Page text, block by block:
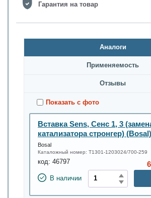
Гарантия на товар
Аналоги
Применяемость
Oтзывы
Показать с фото
Вставка Sens, Сенс 1, 3
катализатора стронгер) (Bosal)
Bosal
Каталожный номер: T1301-1203024/700-259
код: 46797
В наличии